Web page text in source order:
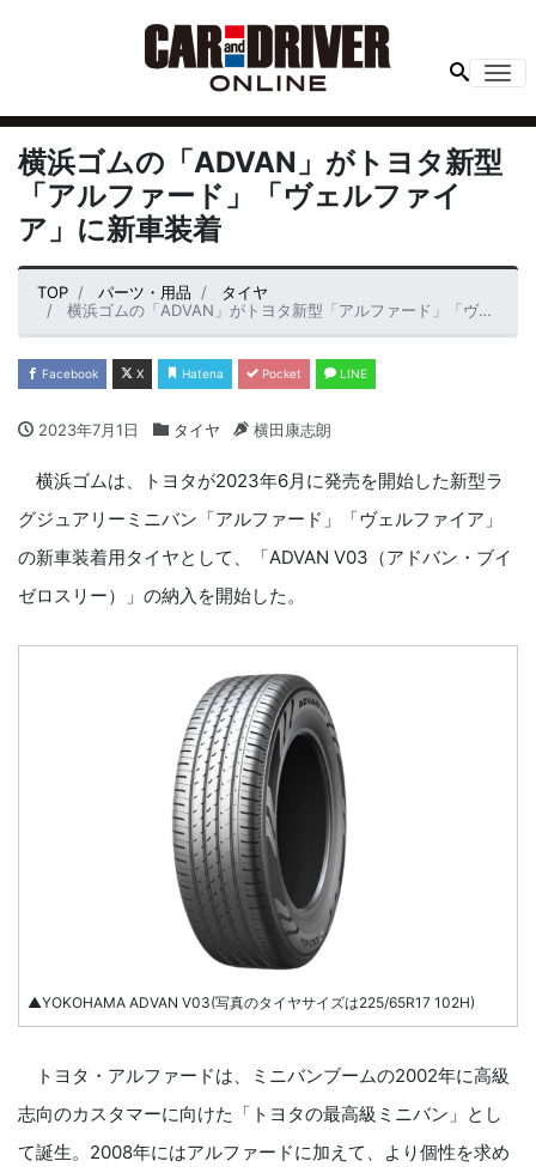
横浜ゴムの「ADVAN」がトヨタ新型
「アルファード」「ヴェルファイ
ア」に新車装着
TOP パーツ・用品
タイヤ
横浜ゴムの「ADVAN」がトヨタ新型「アルファード」「ヴェルファイア」に新車装着
Facebook X Hatena Pocket LINE
2023年7月1日 タイヤ 横田康志朗
横浜ゴムは、トヨタが2023年6月に発売を開始した新型ラ
グジュアリーミニバン「アルファード」「ヴェルファイア」
の新車装着用タイヤとして、「ADVAN V03（アドバン・ブイ
ゼロスリー）」の納入を開始した。
▲YOKOHAMA ADVAN V03(写真のタイヤサイズは225/65R17 102H)
トヨタ・アルファードは、ミニバンブームの2002年に高級
志向のカスタマーに向けた「トヨタの最高級ミニバン」とし
て誕生。2008年にはアルファードに加えて、より個性を求め